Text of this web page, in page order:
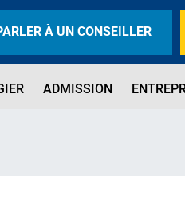
À UN CONSEILLER
ADMISSION